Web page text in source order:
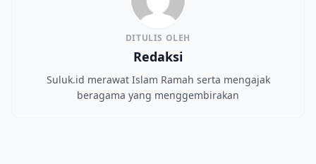
DITULIS OLEH
Redaksi
Suluk.id merawat Islam Ramah serta mengajak
beragama yang menggembirakan